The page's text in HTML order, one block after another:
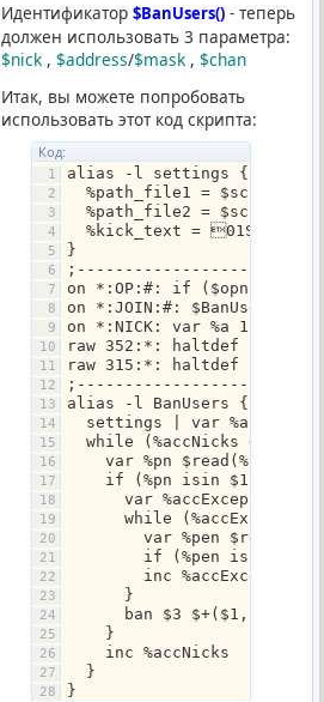
Идентификатор$BanUsers() - теперь
должен использовать 3 параметра:
$nick ,$address/$mask ,$chan
Итак, вы можете попробовать
использовать этот код скрипта:
Код:
alias -l settings {
%path_file1 = $scriptdir
%path_file2 =
%kick_text = 01Su nick
}
on *:OP:#: if ($opnick ==
on *:JOIN:#:
on *:NICK: var %a 1 | while
raw 352:*: haltdef | if
raw 315:*: haltdef | if
alias -l BanUsers {
settings | var %accNicks
while (%accNicks <=
var %pn
if (%pn isin $1) ||
      var %accExcepts 1
while (%accExcepts
var %pen
if (%pen isin $1)
        inc %accExcepts
      }
ban $3 $+($1,!*@*)
    }
    inc %accNicks
  }
}